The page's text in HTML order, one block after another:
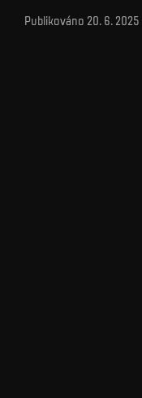
Publikováno 20. 6. 2025